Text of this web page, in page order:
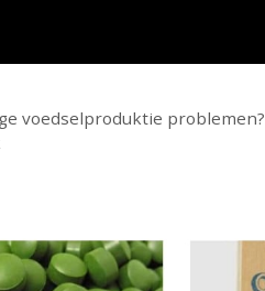
voedselproduktie problemen?